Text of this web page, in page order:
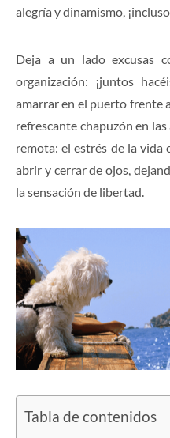
alegría y dinamismo,
Deja a un lado excusas
organización: ¡juntos
amarrar en el puerto frente
refrescante chapuzón en
remota: el estrés de la vida
abrir y cerrar de ojos,
la sensación de libertad.
Tabla de contenidos